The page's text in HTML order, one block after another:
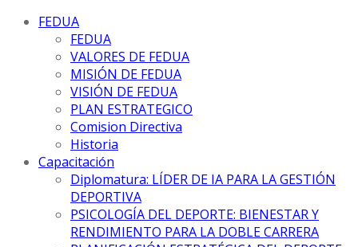
FEDUA
FEDUA
VALORES DE FEDUA
MISIÓN DE FEDUA
VISIÓN DE FEDUA
PLAN ESTRATEGICO
Comision Directiva
Historia
Capacitación
Diplomatura: LÍDER DE IA PARA LA GESTIÓN
DEPORTIVA
PSICOLOGÍA DEL DEPORTE: BIENESTAR Y
RENDIMIENTO PARA LA DOBLE CARRERA